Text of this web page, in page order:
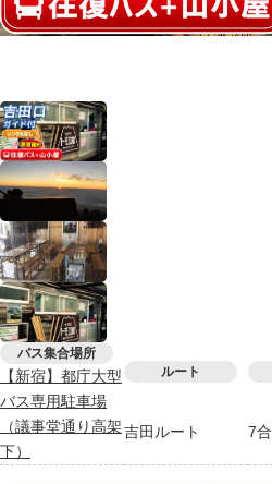
バス集合場所
【新宿】都庁大型
バス専用駐車場
（議事堂通り高架
下）
ルート
吉田ルート 7